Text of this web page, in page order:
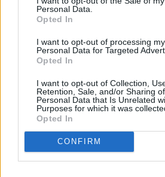
visitando nuestra política de privacidad.
Personal Data.
Opted In
I want to opt-out of processing my
Personal Data for Targeted
Opted In
I want to opt-out of Collection,
Retention, Sale, and/or Sharing
Personal Data that Is Unrelated
Purposes for which it was
Opted In
CONFIRM